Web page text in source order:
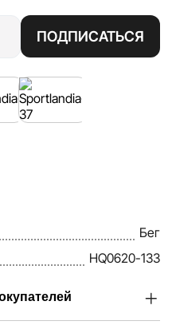
ПОДПИСАТЬСЯ
Бег
HQ0620-133